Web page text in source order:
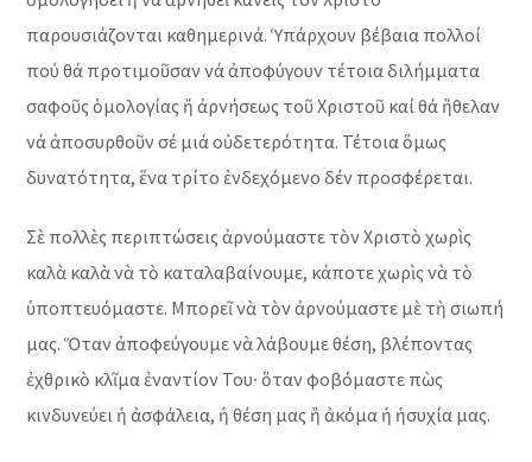
παρουσιάζονται καθημερινά. Ὑπάρχουν βέβαια πολλοί
πού θά προτιμοῦσαν νά ἀποφύγουν τέτοια διλήμματα
σαφοῦς ὁμολογίας ἤ ἀρνήσεως τοῦ Χριστοῦ καί θά ἤθελαν
νά ἀποσυρθοῦν σέ μιά οὐδετερότητα. Τέτοια ὅμως
δυνατότητα, ἕνα τρίτο ἐνδεχόμενο δέν προσφέρεται.
Σὲ πολλὲς περιπτώσεις ἀρνούμαστε τὸν Χριστὸ χωρὶς
καλὰ καλὰ νὰ τὸ καταλαβαίνουμε, κάποτε χωρὶς νὰ τὸ
ὑποπτευόμαστε. Μπορεῖ νὰ τὸν ἀρνούμαστε μὲ τὴ σιωπή
μας. Ὅταν ἀποφεύγουμε νὰ λάβουμε θέση, βλέποντας
ἐχθρικὸ κλῖμα ἐναντίον Του∙ ὅταν φοβόμαστε πὼς
κινδυνεύει ἡ ἀσφάλεια, ἡ θέση μας ἢ ἀκόμα ἡ ἡσυχία μας.